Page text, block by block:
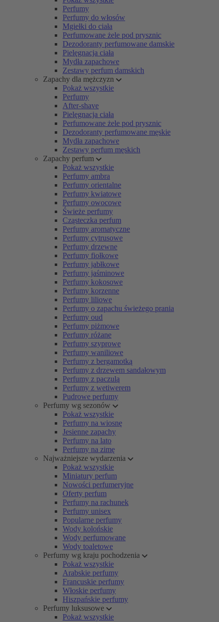
Perfumy
Perfumy do włosów
Mgiełki do ciała
Perfumowane żele pod prysznic
Dezodoranty perfumowane damskie
Pielęgnacja ciała
Mydła zapachowe
Zestawy perfum damskich
Zapachy dla mężczyzn
Pokaż wszystkie
Perfumy
After-shave
Pielęgnacja ciała
Perfumowane żele pod prysznic
Dezodoranty perfumowane męskie
Mydła zapachowe
Zestawy perfum męskich
Zapachy perfum
Pokaż wszystkie
Perfumy ambra
Perfumy orientalne
Perfumy kwiatowe
Perfumy owocowe
Świeże perfumy
Cząsteczka perfum
Perfumy aromatyczne
Perfumy cytrusowe
Perfumy drzewne
Perfumy fiołkowe
Perfumy jabłkowe
Perfumy jaśminowe
Perfumy kokosowe
Perfumy korzenne
Perfumy liliowe
Perfumy o zapachu świeżego prania
Perfumy oud
Perfumy piżmowe
Perfumy różane
Perfumy szyprowe
Perfumy waniliowe
Perfumy z bergamotką
Perfumy z drzewem sandałowym
Perfumy z paczulą
Perfumy z wetiwerem
Pudrowe perfumy
Perfumy wg sezonów
Pokaż wszystkie
Perfumy na wiosnę
Jesienne zapachy
Perfumy na lato
Perfumy na zimę
Najważniejsze wydarzenia
Pokaż wszystkie
Miniatury perfum
Nowości perfumeryjne
Oferty perfum
Perfumy na rachunek
Perfumy unisex
Popularne perfumy
Wody kolońskie
Wody perfumowane
Wody toaletowe
Perfumy wg kraju pochodzenia
Pokaż wszystkie
Arabskie perfumy
Francuskie perfumy
Włoskie perfumy
Hiszpańskie perfumy
Perfumy luksusowe
Pokaż wszystkie